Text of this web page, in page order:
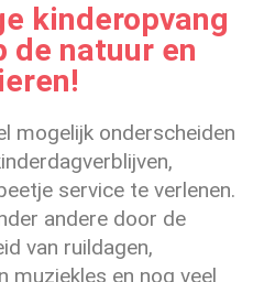
kinderopvang
de natuur en
mogelijk onderscheiden
service te verlenen.
andere door de
van ruildagen,
muziekles en nog veel